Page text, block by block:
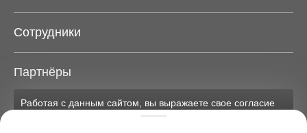
Сотрудники
Партнёры
Карта сайта
Работая с данным сайтом, вы выражаете свое согласие